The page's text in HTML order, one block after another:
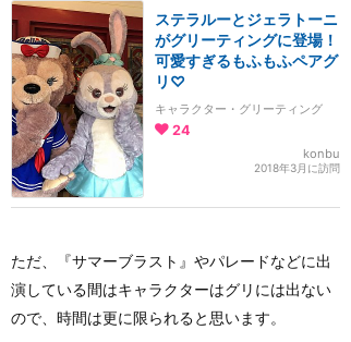
ステラルーとジェラトーニ
がグリーティングに登場！
可愛すぎるもふもふペアグ
リ♡
キャラクター・グリーティング
24
konbu
2018年3月に訪問
ただ、『サマーブラスト』やパレードなどに出
演している間はキャラクターはグリには出ない
ので、時間は更に限られると思います。